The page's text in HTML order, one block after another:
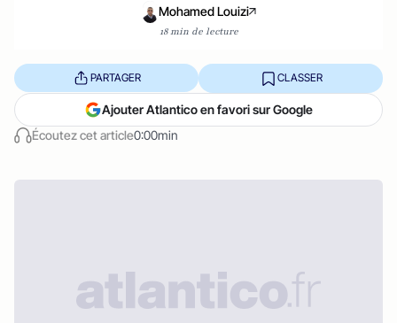
Mohamed Louizi
18 min de lecture
Écoutez cet article0:00min
PARTAGER CLASSER
Ajouter Atlantico en favori sur Google